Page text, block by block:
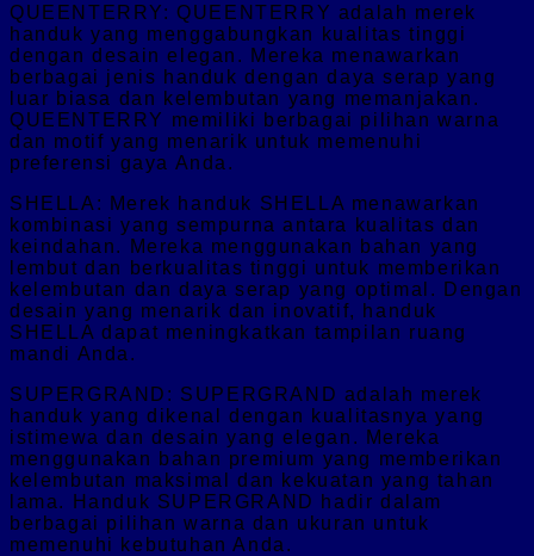
QUEENTERRY: QUEENTERRY adalah merek
handuk yang menggabungkan kualitas tinggi
dengan desain elegan. Mereka menawarkan
berbagai jenis handuk dengan daya serap yang
luar biasa dan kelembutan yang memanjakan.
QUEENTERRY memiliki berbagai pilihan warna
dan motif yang menarik untuk memenuhi
preferensi gaya Anda.
SHELLA: Merek handuk SHELLA menawarkan
kombinasi yang sempurna antara kualitas dan
keindahan. Mereka menggunakan bahan yang
lembut dan berkualitas tinggi untuk memberikan
kelembutan dan daya serap yang optimal. Dengan
desain yang menarik dan inovatif, handuk
SHELLA dapat meningkatkan tampilan ruang
mandi Anda.
SUPERGRAND: SUPERGRAND adalah merek
handuk yang dikenal dengan kualitasnya yang
istimewa dan desain yang elegan. Mereka
menggunakan bahan premium yang memberikan
kelembutan maksimal dan kekuatan yang tahan
lama. Handuk SUPERGRAND hadir dalam
berbagai pilihan warna dan ukuran untuk
memenuhi kebutuhan Anda.